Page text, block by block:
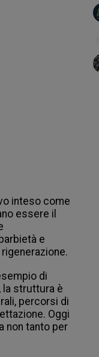
inteso come
essere il
e
di
la struttura è
percorsi di
Oggi
non tanto per